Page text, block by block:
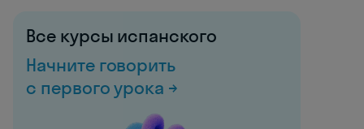
Все курсы испанского
Начните говорить
с первого урока →